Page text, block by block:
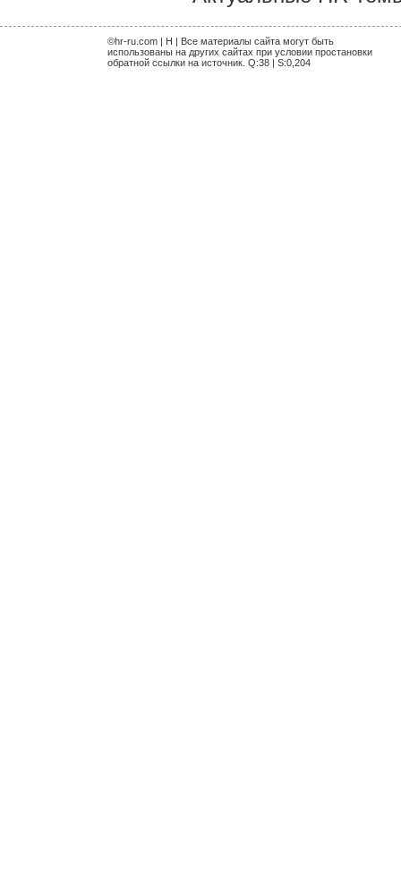
©hr-ru.com | H | Все материалы сайта могут быть
использованы на других сайтах при условии простановки
обратной ссылки на источник. Q:38 | S:0,204